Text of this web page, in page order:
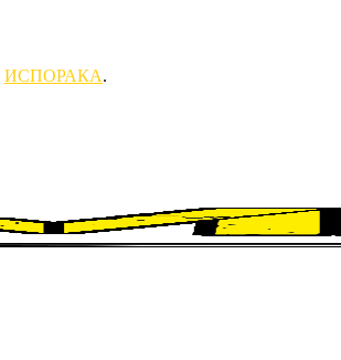
ИСПОРАКА.